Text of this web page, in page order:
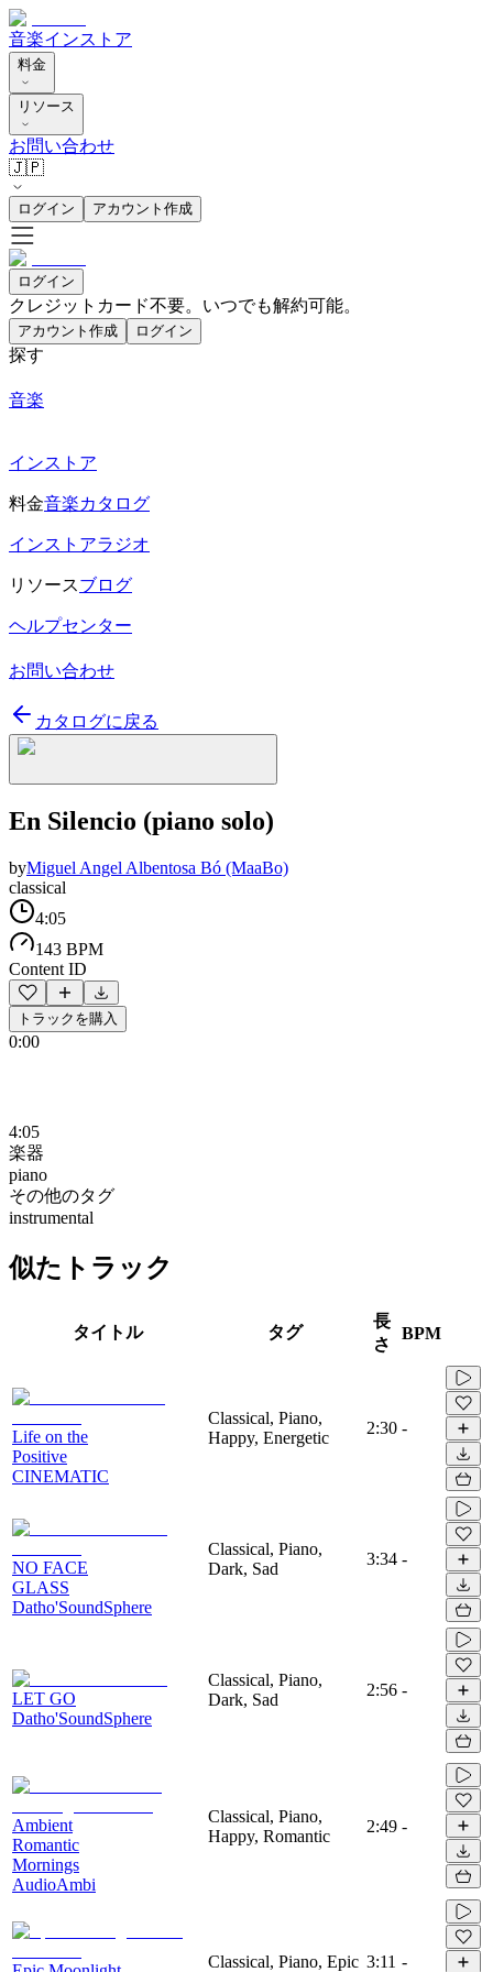
音楽インストア
料金
リソース
お問い合わせ
🇯🇵
ログイン アカウント作成
ログイン
クレジットカード不要。いつでも解約可能。
アカウント作成 ログイン
探す
音楽
インストア
料金音楽カタログ
インストアラジオ
リソースブログ
ヘルプセンター
お問い合わせ
カタログに戻る
En Silencio (piano solo)
byMiguel Angel Albentosa Bó (MaaBo)
classical
4:05
143 BPM
Content ID
トラックを購入
0:00
4:05
楽器
piano
その他のタグ
instrumental
似たトラック
タイトル タグ
長
さ
BPM
Life on the
Positive
CINEMATIC
Classical, Piano,
Happy, Energetic
2:30 -
NO FACE
GLASS
Datho'SoundSphere
Classical, Piano,
Dark, Sad
3:34 -
LET GO
Datho'SoundSphere
Classical, Piano,
Dark, Sad
2:56 -
Ambient
Romantic
Mornings
AudioAmbi
Classical, Piano,
Happy, Romantic
2:49 -
Classical, Piano, Epic 3:11 -